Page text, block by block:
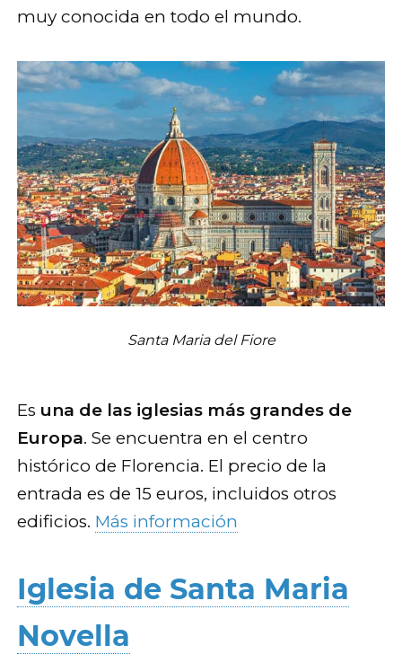
muy conocida en todo el mundo.
Santa Maria del Fiore
Es una de las iglesias más grandes de
Europa. Se encuentra en el centro
histórico de Florencia. El precio de la
entrada es de 15 euros, incluidos otros
edificios. Más información
Iglesia de Santa Maria
Novella